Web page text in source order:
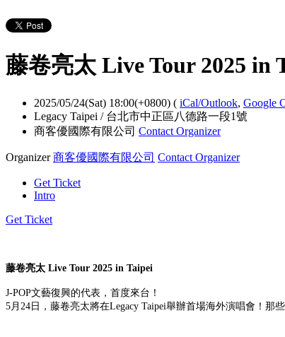
藤卷亮太 Live Tour 2025 in
2025/05/24(Sat) 18:00(+0800) ( iCal/Outlook, Google
Legacy Taipei / 台北市中正區八德路一段1號
商客優國際有限公司 Contact Organizer
Organizer商客優國際有限公司 Contact Organizer
Get Ticket
Intro
Get Ticket
藤卷亮太 Live Tour 2025 in Taipei
J-POP文藝復興的代表，首度來台！
5月24日，藤卷亮太將在Legacy Taipei舉辦首場海外演唱會！那